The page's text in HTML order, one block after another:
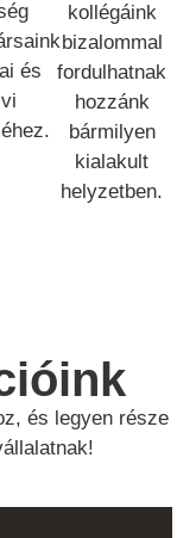
és
kollégáink
bizalommal
fordulhatnak
hozzánk
bármilyen
kialakult
helyzetben.
és legyen része